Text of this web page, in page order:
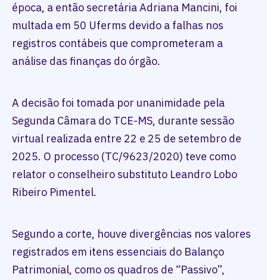
época, a então secretária Adriana Mancini, foi
multada em 50 Uferms devido a falhas nos
registros contábeis que comprometeram a
análise das finanças do órgão.
A decisão foi tomada por unanimidade pela
Segunda Câmara do TCE-MS, durante sessão
virtual realizada entre 22 e 25 de setembro de
2025. O processo (TC/9623/2020) teve como
relator o conselheiro substituto Leandro Lobo
Ribeiro Pimentel.
Segundo a corte, houve divergências nos valores
registrados em itens essenciais do Balanço
Patrimonial, como os quadros de “Passivo”,